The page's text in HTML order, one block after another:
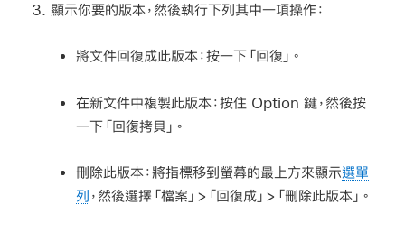
顯示你要的版本，然後執行下列其中一項操作：
將文件回復成此版本：按一下「回復」。
在新文件中複製此版本：按住 Option 鍵，然後按
一下「回復拷貝」。
刪除此版本：將指標移到螢幕的最上方來顯示選單
列 ，然後選擇「檔案」>「回復成」>「刪除此版本」。